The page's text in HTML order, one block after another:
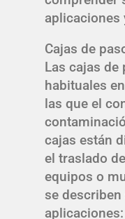
aplicaciones
Cajas de
Las cajas de
habituales
las que el
cajas están
el traslado
equipos o
se
aplicaciones: